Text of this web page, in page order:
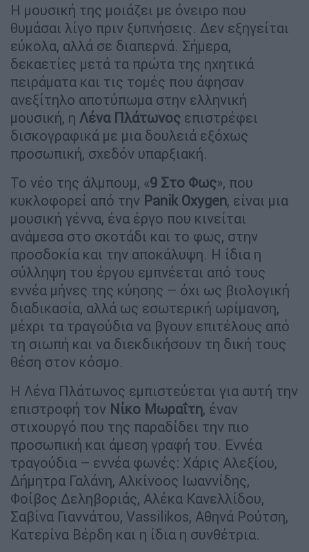
Η μουσική της μοιάζει με όνειρο που
θυμάσαι λίγο πριν ξυπνήσεις. Δεν εξηγείται
εύκολα, αλλά σε διαπερνά. Σήμερα,
δεκαετίες μετά τα πρώτα της ηχητικά
πειράματα και τις τομές που άφησαν
ανεξίτηλο αποτύπωμα στην ελληνική
μουσική, η Λένα Πλάτωνος επιστρέφει
δισκογραφικά με μια δουλειά εξόχως
προσωπική, σχεδόν υπαρξιακή.
Το νέο της άλμπουμ, «9 Στο Φως», που
κυκλοφορεί από την Panik Oxygen, είναι μια
μουσική γέννα, ένα έργο που κινείται
ανάμεσα στο σκοτάδι και το φως, στην
προσδοκία και την αποκάλυψη. Η ίδια η
σύλληψη του έργου εμπνέεται από τους
εννέα μήνες της κύησης – όχι ως βιολογική
διαδικασία, αλλά ως εσωτερική ωρίμανση,
μέχρι τα τραγούδια να βγουν επιτέλους από
τη σιωπή και να διεκδικήσουν τη δική τους
θέση στον κόσμο.
Η Λένα Πλάτωνος εμπιστεύεται για αυτή την
επιστροφή τον Νίκο Μωραΐτη, έναν
στιχουργό που της παραδίδει την πιο
προσωπική και άμεση γραφή του. Εννέα
τραγούδια – εννέα φωνές: Χάρις Αλεξίου,
Δήμητρα Γαλάνη, Αλκίνοος Ιωαννίδης,
Φοίβος Δεληβοριάς, Αλέκα Κανελλίδου,
Σαβίνα Γιαννάτου, Vassilikos, Αθηνά Ρούτση,
Κατερίνα Βέρδη και η ίδια η συνθέτρια.